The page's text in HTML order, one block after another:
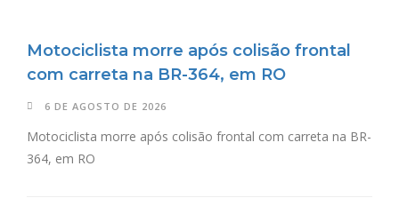
Motociclista morre após colisão frontal
com carreta na BR-364, em RO
6 DE AGOSTO DE 2026
Motociclista morre após colisão frontal com carreta na BR-
364, em RO